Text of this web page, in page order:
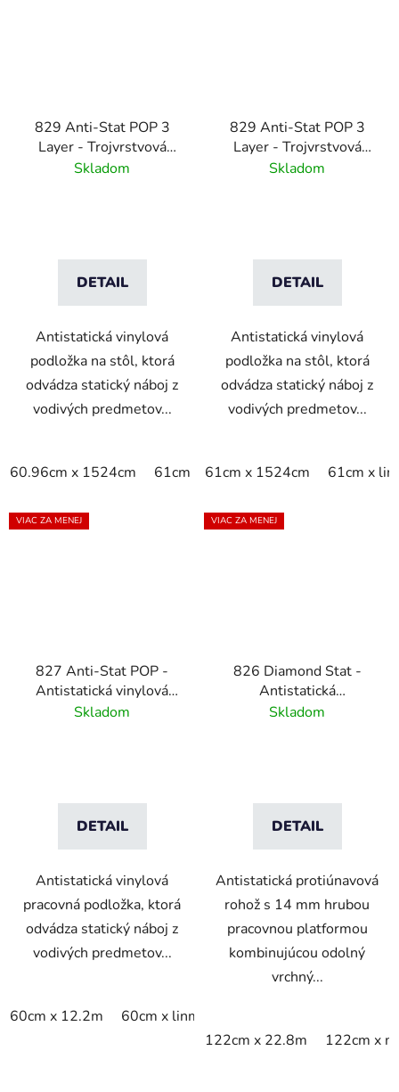
829 Anti-Stat POP 3
Layer - Trojvrstvová
antistatická ESD
Skladom
DETAIL
Antistatická vinylová
podložka na stôl, ktorá
odvádza statický náboj z
vodivých predmetov...
60.96cm x 1524cm 61cm x linm 76.2cm x 1524cm
829 Anti-Stat POP 3
Layer - Trojvrstvová
antistatická ESD
Skladom
DETAIL
Antistatická vinylová
podložka na stôl, ktorá
odvádza statický náboj z
vodivých predmetov...
61cm x 1524cm 61cm x
VIAC ZA MENEJ
827 Anti-Stat POP -
Antistatická vinylová
pracovná podloza
Skladom
DETAIL
Antistatická vinylová
pracovná podložka, ktorá
odvádza statický náboj z
vodivých predmetov...
60cm x 12.2m 60cm x linm
VIAC ZA MENEJ
826 Diamond Stat -
Antistatická
protiúnavová rohož
Skladom
DETAIL
Antistatická protiúnavová
rohož s 14 mm hrubou
pracovnou platformou
kombinujúcou odolný
vrchný...
122cm x 22.8m 122cm x m